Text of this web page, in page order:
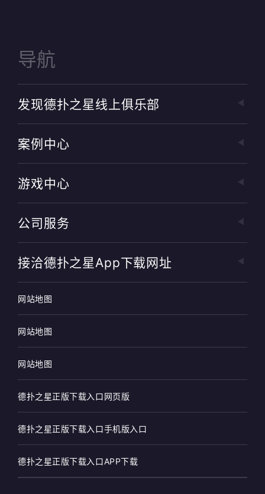
导航
发现德扑之星线上俱乐部
案例中心
游戏中心
公司服务
接洽德扑之星app下载网址
网站地图
网站地图
网站地图
德扑之星正版下载入口网页版
德扑之星正版下载入口手机版入口
德扑之星正版下载入口APP下载